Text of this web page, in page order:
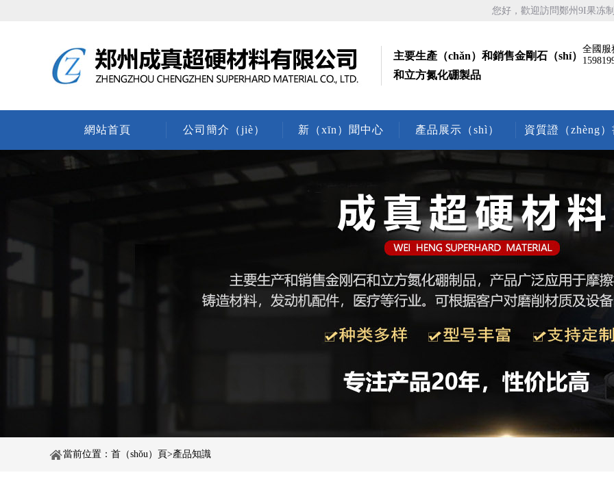
您好，歡迎訪問鄭州9I果
主要生產（chǎn）和銷售金剛石（shí）
和立方氮化硼製品
全國服
網站首頁 公司簡介（jiè） 新（xīn）聞中心 產品展示（shì） 資質證（zhèng）
當前位置： 首（shǒu）頁>產品知識